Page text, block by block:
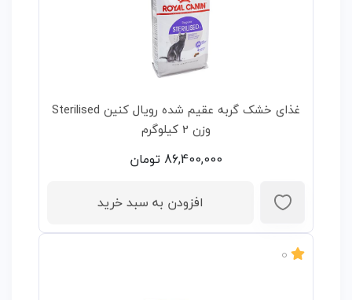
غذای خشک گربه عقیم شده رویال کنین Sterilised
وزن 2 کیلوگرم
86,400,000تومان
افزودن به سبد خرید
0